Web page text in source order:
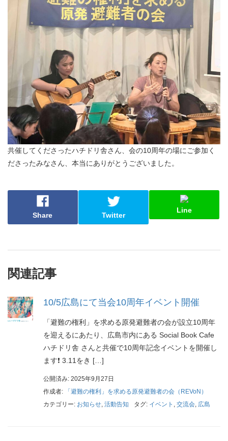
共催してくださったハチドリ舎さん、会の10周年の場にご参加く
ださったみなさん、本当にありがとうございました。
Share Twitter
Line
関連記事
10/5広島にて当会10周年イベント開催
「避難の権利」を求める原発避難者の会が設立10周年
を迎えるにあたり、広島市内にある Social Book Cafe
ハチドリ舎 さんと共催で10周年記念イベントを開催し
ます❗️ 3.11をき […]
公開済み: 2025年9月27日
作成者:
「避難の権利」を求める原発避難者の会（REVoN）
カテゴリー: お知らせ, 活動告知 タグ: イベント , 交流会, 広島